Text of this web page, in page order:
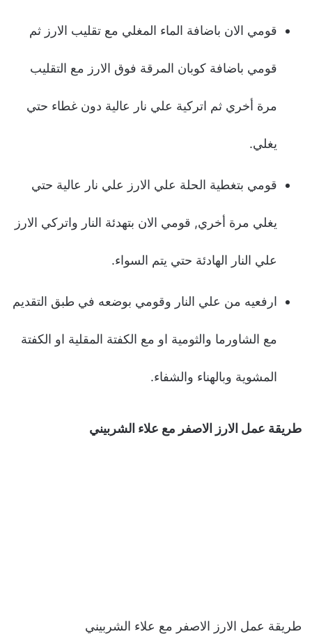
قومي الان باضافة الماء المغلي مع تقليب الارز ثم
قومي باضافة كوبان المرقة فوق الارز مع التقليب
مرة أخري ثم اتركية علي نار عالية دون غطاء حتي
يغلي.
قومي بتغطية الحلة علي الارز علي نار عالية حتي
يغلي مرة أخري, قومي الان بتهدئة النار واتركي الارز
علي النار الهادئة حتي يتم السواء.
ارفعيه من علي النار وقومي بوضعه في طبق التقديم
مع الشاورما والثومية او مع الكفتة المقلية او الكفتة
المشوية وبالهناء والشفاء.
طريقة عمل الارز الاصفر مع علاء الشربيني
طريقة عمل الارز الاصفر مع علاء الشربيني